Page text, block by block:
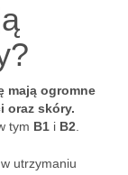
mają ogromne
oraz skóry.
tym B1 i B2
utrzymaniu